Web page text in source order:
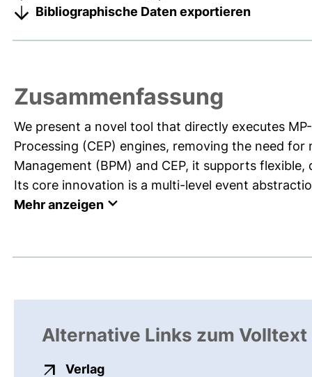
Bibliographische Daten exportieren
Zusammenfassung
We present a novel tool that directly executes
Processing (CEP) engines, removing the need
Management (BPM) and CEP, it supports
Its core innovation is a multi-level event
Mehr anzeigen
Alternative Links zum Volltext
Verlagexterner Link, öffnet neues